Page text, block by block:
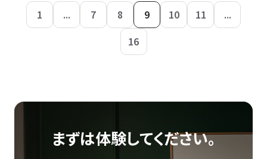
1 ... 7 8 9 10 11
...
16
まずは体験してください。